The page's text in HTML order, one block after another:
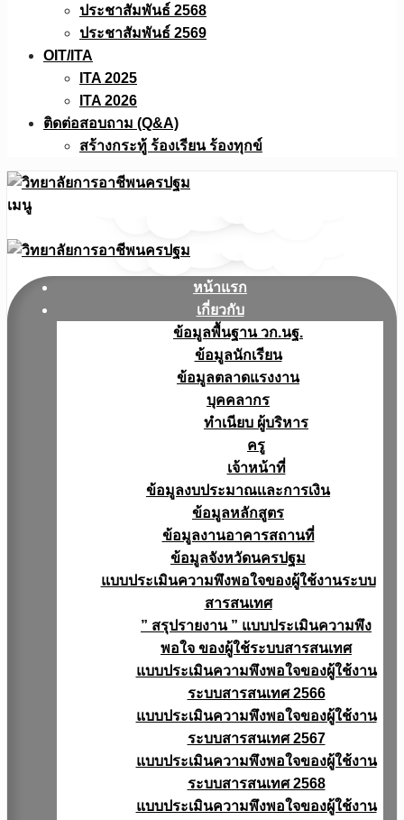
ประชาสัมพันธ์ 2568
ประชาสัมพันธ์ 2569
OIT/ITA
ITA 2025
ITA 2026
ติดต่อสอบถาม (Q&A)
สร้างกระทู้ ร้องเรียน ร้องทุกข์
เมนู
หน้าแรก
เกี่ยวกับ
ข้อมูลพื้นฐาน วก.นฐ.
ข้อมูลนักเรียน
ข้อมูลตลาดแรงงาน
บุคคลากร
ทำเนียบ ผู้บริหาร
ครู
เจ้าหน้าที่
ข้อมูลงบประมาณเเละการเงิน
ข้อมูลหลักสูตร
ข้อมูลงานอาคารสถานที่
ข้อมูลจังหวัดนครปฐม
แบบประเมินความพึงพอใจของผู้ใช้งานระบบ
สารสนเทศ
” สรุปรายงาน ” แบบประเมินความพึง
พอใจ ของผู้ใช้ระบบสารสนเทศ
แบบประเมินความพึงพอใจของผู้ใช้งาน
ระบบสารสนเทศ 2566
แบบประเมินความพึงพอใจของผู้ใช้งาน
ระบบสารสนเทศ 2567
แบบประเมินความพึงพอใจของผู้ใช้งาน
ระบบสารสนเทศ 2568
แบบประเมินความพึงพอใจของผู้ใช้งาน